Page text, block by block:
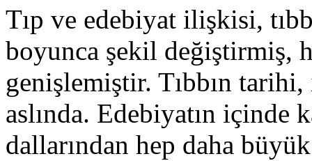
Tıp ve edebiyat ilişkisi,
boyunca şekil değiştirmiş,
genişlemiştir. Tıbbın
aslında. Edebiyatın içinde
dallarından hep daha